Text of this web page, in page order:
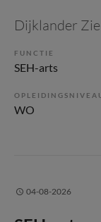
Dijklander
FUNCTIE
SEH-arts
WO
04-08-2026